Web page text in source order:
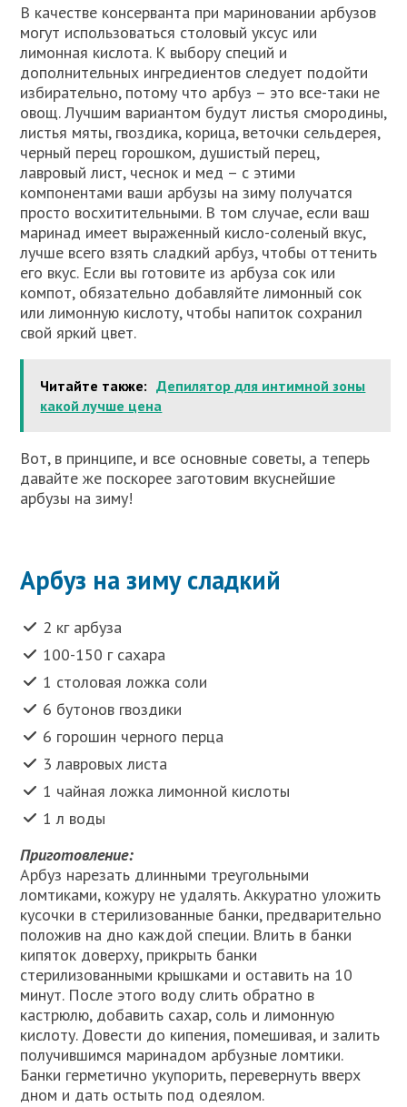
В качестве консерванта при мариновании арбузов
могут использоваться столовый уксус или
лимонная кислота. К выбору специй и
дополнительных ингредиентов следует подойти
избирательно, потому что арбуз – это все-таки не
овощ. Лучшим вариантом будут листья смородины,
листья мяты, гвоздика, корица, веточки сельдерея,
черный перец горошком, душистый перец,
лавровый лист, чеснок и мед – с этими
компонентами ваши арбузы на зиму получатся
просто восхитительными. В том случае, если ваш
маринад имеет выраженный кисло-соленый вкус,
лучше всего взять сладкий арбуз, чтобы оттенить
его вкус. Если вы готовите из арбуза сок или
компот, обязательно добавляйте лимонный сок
или лимонную кислоту, чтобы напиток сохранил
свой яркий цвет.
Читайте также: Депилятор для интимной зоны
какой лучше цена
Вот, в принципе, и все основные советы, а теперь
давайте же поскорее заготовим вкуснейшие
арбузы на зиму!
Арбуз на зиму сладкий
2 кг арбуза
100-150 г сахара
1 столовая ложка соли
6 бутонов гвоздики
6 горошин черного перца
3 лавровых листа
1 чайная ложка лимонной кислоты
1 л воды
Приготовление:
Арбуз нарезать длинными треугольными
ломтиками, кожуру не удалять. Аккуратно уложить
кусочки в стерилизованные банки, предварительно
положив на дно каждой специи. Влить в банки
кипяток доверху, прикрыть банки
стерилизованными крышками и оставить на 10
минут. После этого воду слить обратно в
кастрюлю, добавить сахар, соль и лимонную
кислоту. Довести до кипения, помешивая, и залить
получившимся маринадом арбузные ломтики.
Банки герметично укупорить, перевернуть вверх
дном и дать остыть под одеялом.